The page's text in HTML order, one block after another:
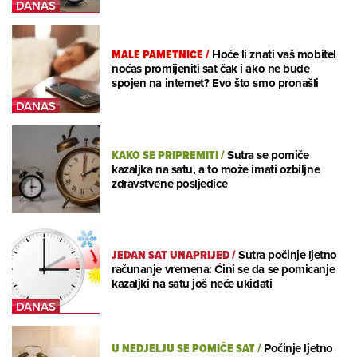
MALE PAMETNICE/Hoće li znati vaš mobitel
noćas promijeniti sat čak i ako ne bude
spojen na internet? Evo što smo pronašli
KAKO SE PRIPREMITI/Sutra se pomiče
kazaljka na satu, a to može imati ozbiljne
zdravstvene posljedice
JEDAN SAT UNAPRIJED/Sutra počinje ljetno
računanje vremena: Čini se da se pomicanje
kazaljki na satu još neće ukidati
U NEDJELJU SE POMIČE SAT/Počinje ljetno